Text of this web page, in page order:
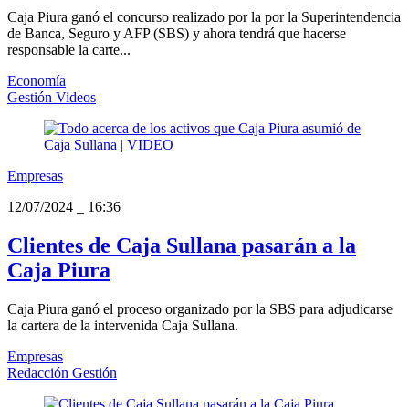
Caja Piura ganó el concurso realizado por la por la Superintendencia
de Banca, Seguro y AFP (SBS) y ahora tendrá que hacerse
responsable la carte...
Economía
Gestión Videos
Empresas
12/07/2024
16:36
Clientes de Caja Sullana pasarán a la
Caja Piura
Caja Piura ganó el proceso organizado por la SBS para adjudicarse
la cartera de la intervenida Caja Sullana.
Empresas
Redacción Gestión